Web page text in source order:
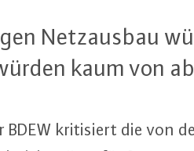
Netz­aus­bau
kaum von
BDEW kri­ti­siert die von